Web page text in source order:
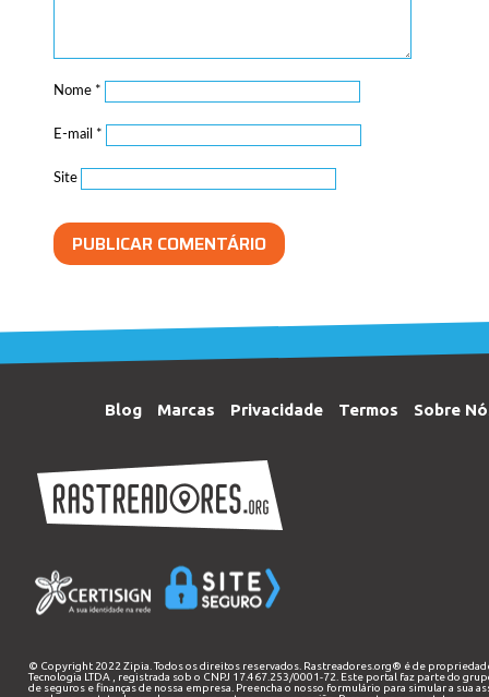
Nome *
E-mail *
Site
Blog Marcas Privacidade Termos Sobre
© Copyright 2022 Zipia. Todos os direitos reservados. Rastreadores.org® é de
Tecnologia LTDA , registrada sob o CNPJ 17.467.253/0001-72. Este portal faz parte do
de seguros e finanças de nossa empresa. Preencha o nosso formulário para simular a sua